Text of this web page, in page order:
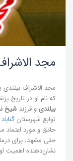
مجد
مجد الاشراف
که نام او در تاریخ
بیلندیو فرزند شیخ
توابع شهرستان گناباد
حاذق و مورد اعتماد
حتی مشهد، برای
نشان‌دهنده اهمیت